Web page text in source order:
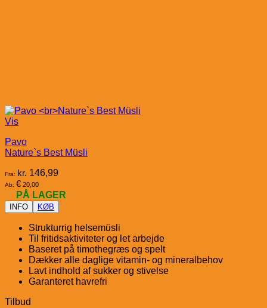
Vis
Pavo
Nature`s Best Müsli
Fra: kr. 146,99
Ab: € 20,00
PÅ LAGER
INFO KØB
Strukturrig helsemüsli
Til fritidsaktiviteter og let arbejde
Baseret på timothegræs og spelt
Dækker alle daglige vitamin- og mineralbehov
Lavt indhold af sukker og stivelse
Garanteret havrefri
Tilbud